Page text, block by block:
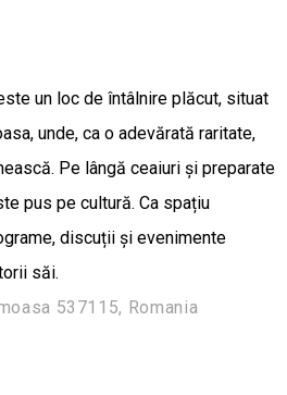
un loc de întâlnire plăcut, situat
unde, ca o adevărată raritate,
Pe lângă ceaiuri și preparate
pus pe cultură. Ca spațiu
discuții și evenimente
săi.
537115, Romania